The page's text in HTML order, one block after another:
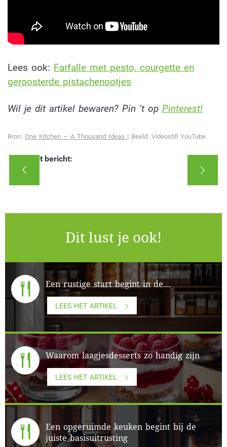
Lees ook: Farfalle met pesto, courgette en
geroosterde pistachenootjes
Wil je dit artikel bewaren? Pin ‘t op Pinterest!
Bron: One Kitchen – A Thousand Ideas | Beeld: Videostill YouTube
Deel dit bericht:
Dit lust je ook!
Een rustige start begint in de...
LEES HET ARTIKEL
Waarom laagjesdesserts zo handig zijn
LEES HET ARTIKEL
Een opgeruimde keuken begint bij de
juiste basisuitrusting